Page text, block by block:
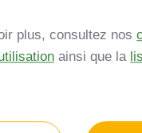
type d’entreprise ?
plus, consultez nos
ainsi que la